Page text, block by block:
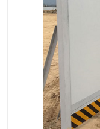
生产加工单板复合
政围挡